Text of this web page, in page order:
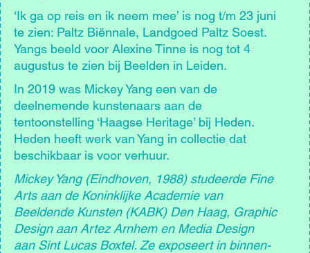
‘Ik ga op reis en ik neem mee’ is nog t/m 23 juni
te zien: Paltz Biënnale, Landgoed Paltz Soest.
Yangs beeld voor Alexine Tinne is nog tot 4
augustus te zien bij Beelden in Leiden.
In 2019 was Mickey Yang een van de
deelnemende kunstenaars aan de
tentoonstelling ‘Haagse Heritage’ bij Heden.
Heden heeft werk van Yang in collectie dat
beschikbaar is voor verhuur.
Mickey Yang (Eindhoven, 1988) studeerde Fine
Arts aan de Koninklijke Academie van
Beeldende Kunsten (KABK) Den Haag, Graphic
Design aan Artez Arnhem en Media Design
aan Sint Lucas Boxtel. Ze exposeert in binnen-